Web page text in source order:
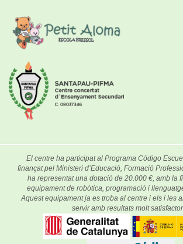
El centre ha participat al Programa Código
finançat pel Ministeri d’Educació, Formació
ha representat una dotació de 20.000 €, amb la
equipament de robòtica, programació i
Aquest equipament ja es troba al centre i els i les
servir amb resultats molt